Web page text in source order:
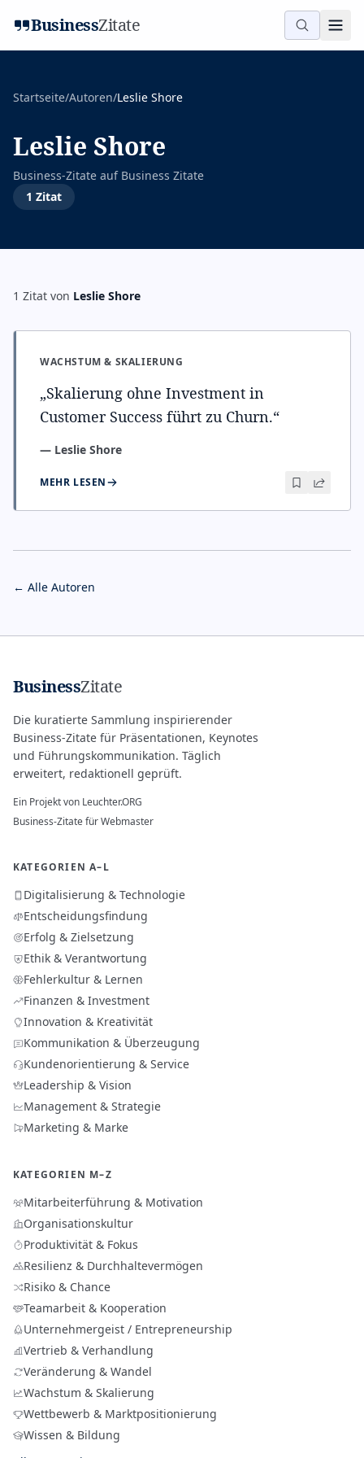
BusinessZitate
Startseite/Autoren/Leslie Shore
Leslie Shore
Business-Zitate auf Business Zitate
1 Zitat
1 Zitat von Leslie Shore
WACHSTUM & SKALIERUNG
„Skalierung ohne Investment in
Customer Success führt zu Churn.“
— Leslie Shore
MEHR LESEN
← Alle Autoren
BusinessZitate
Die kuratierte Sammlung inspirierender
Business-Zitate für Präsentationen, Keynotes
und Führungskommunikation. Täglich
erweitert, redaktionell geprüft.
Ein Projekt von Leuchter.ORG
Business-Zitate für Webmaster
KATEGORIEN A–L
Digitalisierung & Technologie
Entscheidungsfindung
Erfolg & Zielsetzung
Ethik & Verantwortung
Fehlerkultur & Lernen
Finanzen & Investment
Innovation & Kreativität
Kommunikation & Überzeugung
Kundenorientierung & Service
Leadership & Vision
Management & Strategie
Marketing & Marke
KATEGORIEN M–Z
Mitarbeiterführung & Motivation
Organisationskultur
Produktivität & Fokus
Resilienz & Durchhaltevermögen
Risiko & Chance
Teamarbeit & Kooperation
Unternehmergeist / Entrepreneurship
Vertrieb & Verhandlung
Veränderung & Wandel
Wachstum & Skalierung
Wettbewerb & Marktpositionierung
Wissen & Bildung